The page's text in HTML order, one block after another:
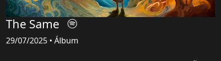
The Same
29/07/2025 • Álbum